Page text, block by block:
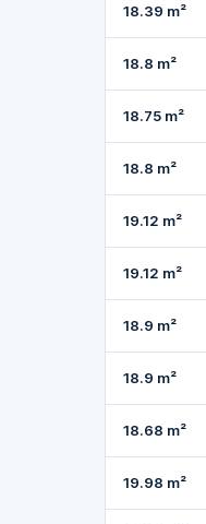
18.39 m²
18.8 m²
18.75 m²
18.8 m²
19.12 m²
19.12 m²
18.9 m²
18.9 m²
18.68 m²
19.98 m²